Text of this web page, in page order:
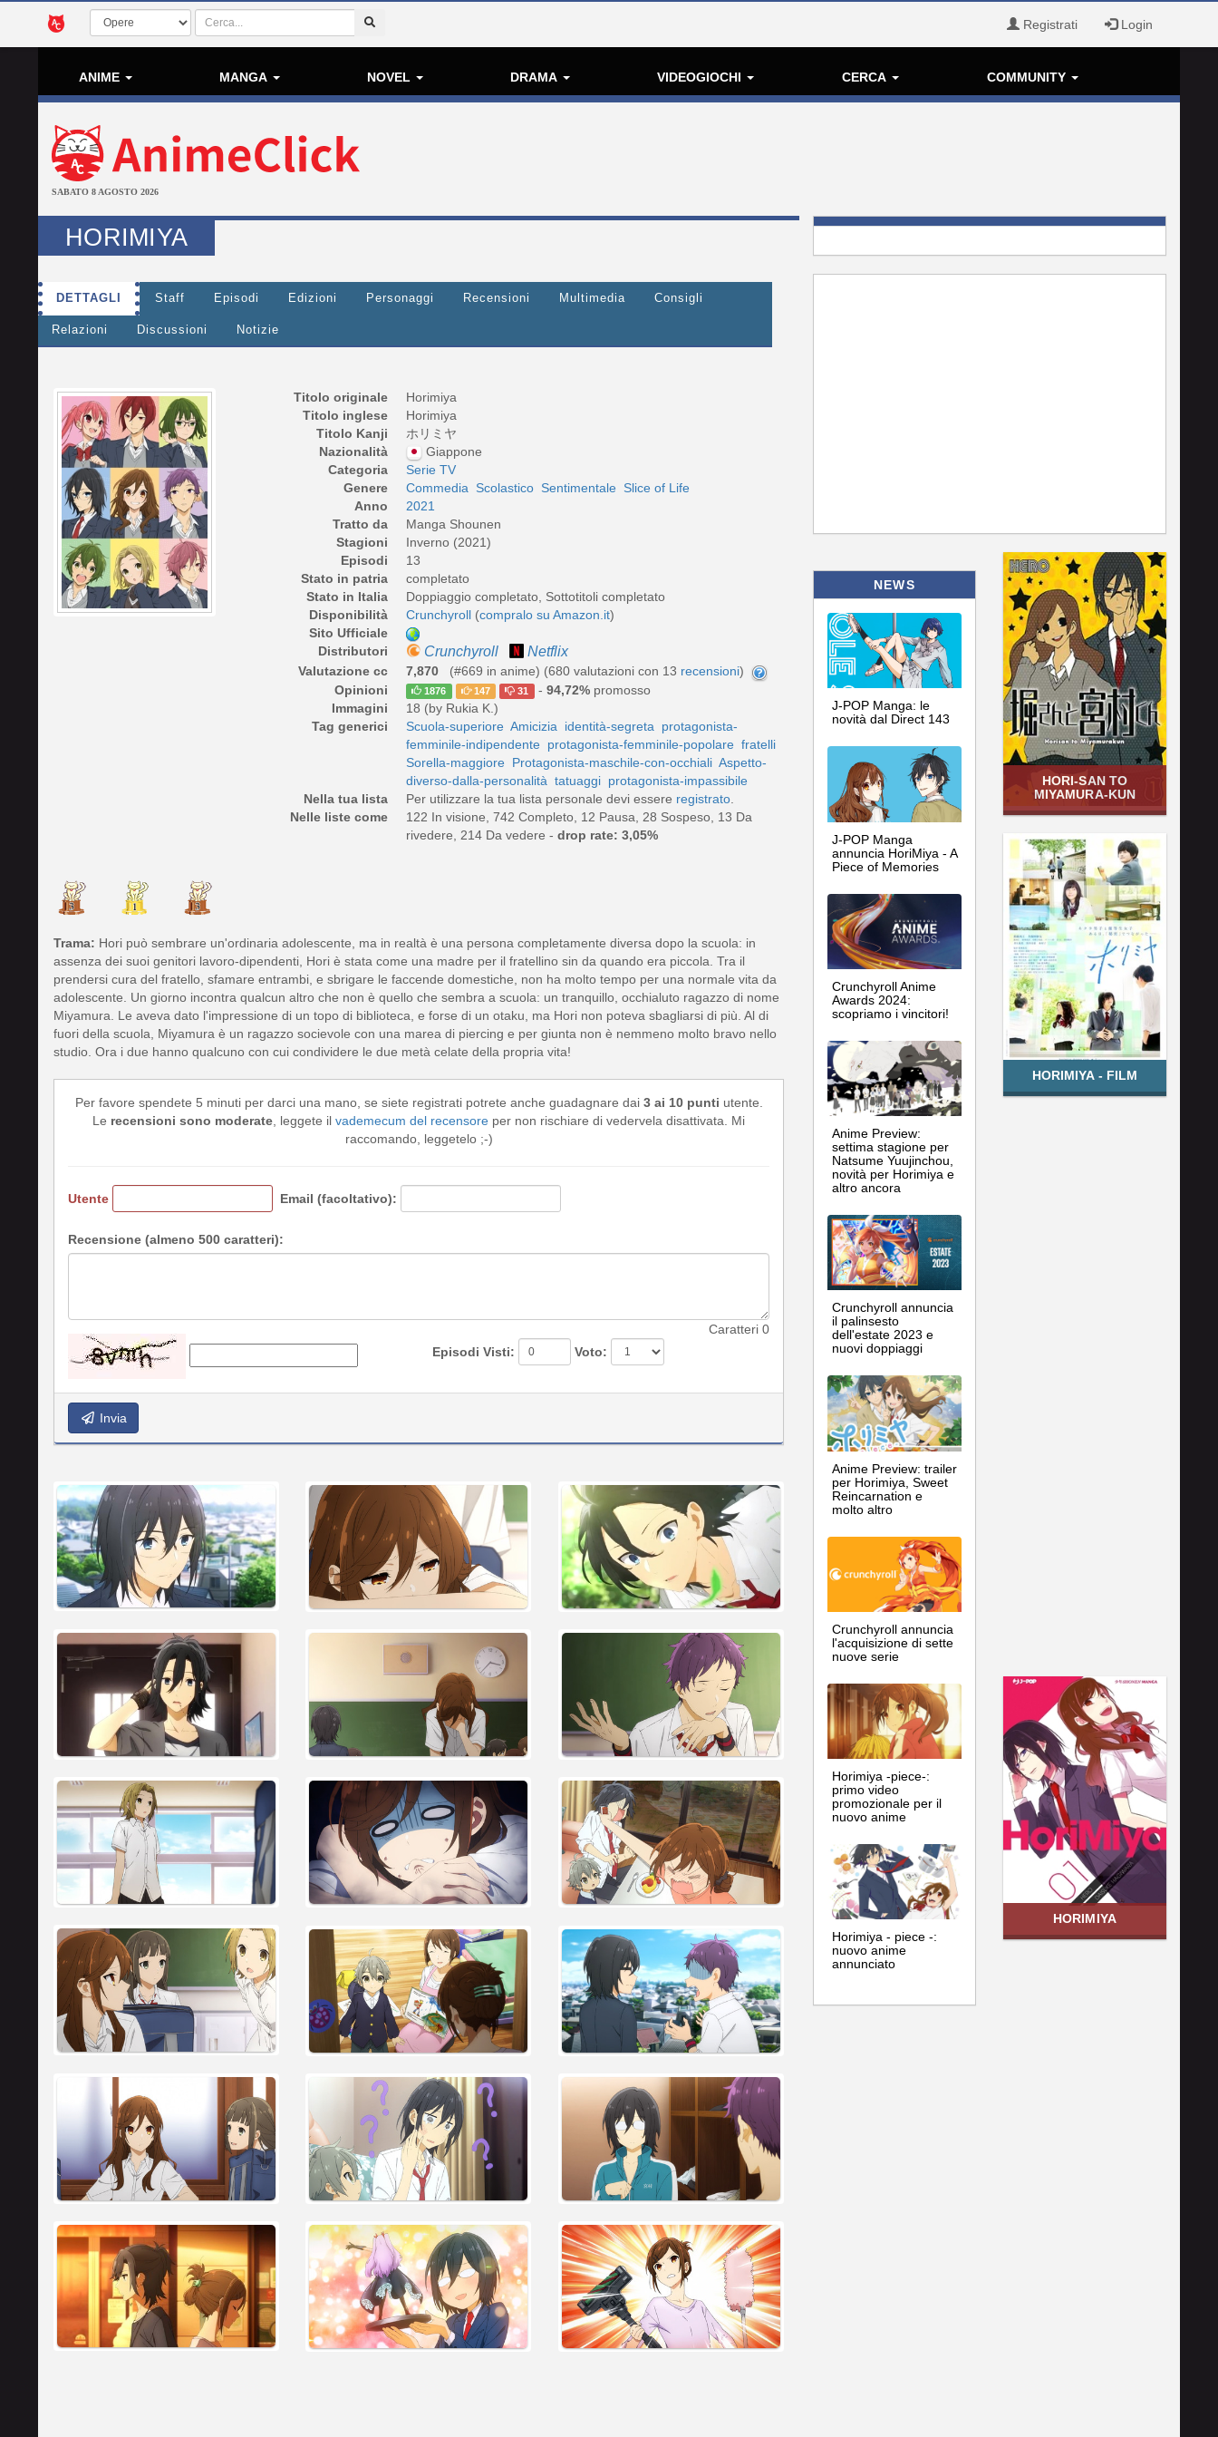
Registrati Login
ANIME MANGA NOVEL DRAMA VIDEOGIOCHI CERCA COMMUNITY
SABATO 8 AGOSTO 2026
HORIMIYA
DETTAGLI Staff Episodi Edizioni Personaggi Recensioni Multimedia Consigli
Relazioni Discussioni Notizie
Titolo originale
Horimiya
Titolo inglese
Horimiya
Titolo Kanji
ホリミヤ
Nazionalità
Giappone
Categoria
Serie TV
Genere
Commedia Scolastico Sentimentale Slice of Life
Anno
2021
Tratto da
Manga Shounen
Stagioni
Inverno (2021)
Episodi
13
Stato in patria
completato
Stato in Italia
Doppiaggio completato, Sottotitoli completato
Disponibilità
Crunchyroll (compralo su Amazon.it)
Sito Ufficiale
Distributori
Crunchyroll Netflix
Valutazione cc 7,870 (#669 in anime) (680 valutazioni con 13 recensioni)
Opinioni
1876 147 31 - 94,72%promosso
Immagini
18 (by Rukia K.)
Tag generici
Scuola-superiore Amicizia identità-segreta
protagonista-
femminile-indipendente protagonista-femminile-popolare fratelli
Sorella-maggiore Protagonista-maschile-con-occhiali Aspetto-
diverso-dalla-personalità tatuaggi protagonista-impassibile
Nella tua lista
Per utilizzare la tua lista personale devi essere registrato
Nelle liste come
122 In visione, 742 Completo, 12 Pausa, 28 Sospeso, 13 Da
rivedere, 214 Da vedere - drop rate: 3,05%
Trama: Hori può sembrare un'ordinaria adolescente, ma in realtà è una persona completamente diversa dopo la scuola: in
assenza dei suoi genitori lavoro-dipendenti, Hori è stata come una madre per il fratellino sin da quando era piccola. Tra il
prendersi cura del fratello, sfamare entrambi, e sbrigare le faccende domestiche, non ha molto tempo per una normale vita da
adolescente. Un giorno incontra qualcun altro che non è quello che sembra a scuola: un tranquillo, occhialuto ragazzo di nome
Miyamura. Le aveva dato l'impressione di un topo di biblioteca, e forse di un otaku, ma Hori non poteva sbagliarsi di più. Al di
fuori della scuola, Miyamura è un ragazzo socievole con una marea di piercing e per giunta non è nemmeno molto bravo nello
studio. Ora i due hanno qualcuno con cui condividere le due metà celate della propria vita!
Per favore spendete 5 minuti per darci una mano, se siete registrati potrete anche guadagnare dai 3 ai 10 punti utente.
Le recensioni sono moderate, leggete il vademecum del recensore per non rischiare di vedervela disattivata. Mi
raccomando, leggetelo ;-)
Utente Email (facoltativo):
Recensione (almeno 500 caratteri):
Caratteri 0
Episodi Visti:
Voto:
Invia
NEWS
J-POP Manga: le
novità dal Direct 143
J-POP Manga
annuncia HoriMiya - A
Piece of Memories
Crunchyroll Anime
Awards 2024:
scopriamo i vincitori!
Anime Preview:
settima stagione per
Natsume Yuujinchou,
novità per Horimiya e
altro ancora
Crunchyroll annuncia
il palinsesto
dell'estate 2023 e
nuovi doppiaggi
Anime Preview: trailer
per Horimiya, Sweet
Reincarnation e
molto altro
Crunchyroll annuncia
l'acquisizione di sette
nuove serie
Horimiya -piece-:
primo video
promozionale per il
nuovo anime
Horimiya - piece -:
nuovo anime
annunciato
HORI-SAN TO
MIYAMURA-KUN
HORIMIYA - FILM
HORIMIYA